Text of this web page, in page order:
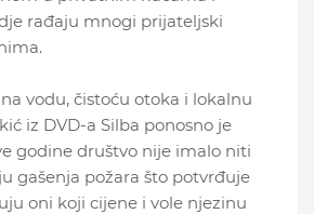
rađaju mnogi prijateljski
vodu, čistoću otoka i lokalnu
iz DVD-a Silba ponosno je
godine društvo nije imalo niti
gašenja požara što potvrđuje
oni koji cijene i vole njezinu